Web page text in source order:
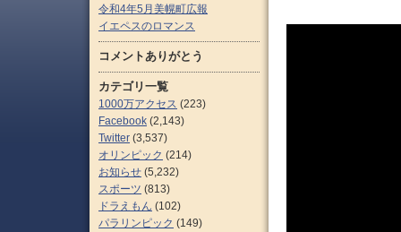
令和4年5月美幌町広報
イエペスのロマンス
コメントありがとう
カテゴリ一覧
1000万アクセス (223)
Facebook (2,143)
Twitter (3,537)
オリンピック (214)
お知らせ (5,232)
スポーツ (813)
ドラえもん (102)
パラリンピック (149)